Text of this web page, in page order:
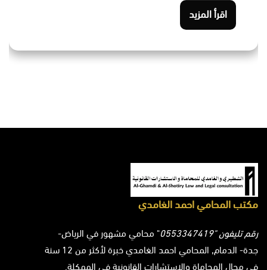
اقرأ المزيد
مكتب المحامي احمد الغامدي
رقم تليفون "0553347419
" محامي مشهور في الرياض-
جدة- الدمام, المحامي احمد الغامدي خبرة لأكثر من 12 سنة
في مجال المحاماة والاستشارات القانونية في الممكلة.